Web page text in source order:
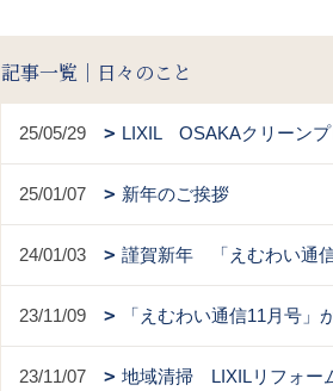
記事一覧｜日々のこと
25/05/29 LIXIL OSAKAクリーンプ
25/01/07 新年のご挨拶
24/01/03 謹賀新年 「えむわい通
23/11/09 「えむわい通信11月号」
23/11/07 地域清掃 LIXILリフォー